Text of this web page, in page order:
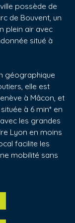
possède de
de Bouvent, un
plein air avec
situé à
géographique
elle est
à Mâcon, et
à 6 min* en
les grandes
Lyon en moins
facilite les
mobilité sans